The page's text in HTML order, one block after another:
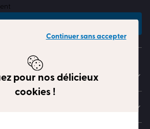
Continuer sans accepter
pour nos délicieux
cookies !